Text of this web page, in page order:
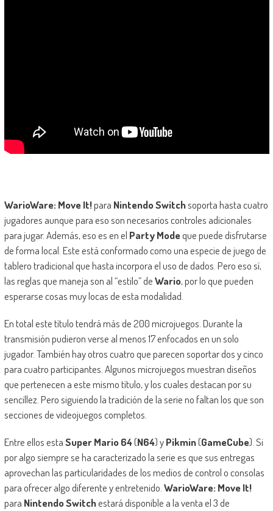
WarioWare: Move It!para Nintendo Switchsoporta hasta cuatro
jugadores aunque para eso son necesarios controles adicionales
para jugar. Además, eso es en el Party Modeque puede disfrutarse
de forma local. Este está conformado como una especie de juego de
tablero tradicional que hasta incorpora el uso de dados. Pero eso sí,
las reglas que maneja son al “estilo” deWario, por lo que pueden
esperarse cosas muy locas de esta modalidad.
En total este título tendrá más de 200 microjuegos. Durante la
transmisión pudieron verse al menos 17 enfocados en un solo
jugador. También hay otros cuatro que parecen soportar dos y cinco
para cuatro participantes. Algunos microjuegos muestran diseños
que pertenecen a este mismo título, y los cuales destacan por su
sencillez. Pero siguiendo la tradición de la serie no faltan los que son
secciones de videojuegos completos.
Entre ellos estaSuper Mario 64(N64) yPikmin(GameCube). Si
por algo siempre se ha caracterizado la serie es que sus entregas
aprovechan las particularidades de los medios de control o consolas
para ofrecer algo diferente y entretenido. WarioWare: Move It!
para Nintendo Switchestará disponible a la venta el 3 de